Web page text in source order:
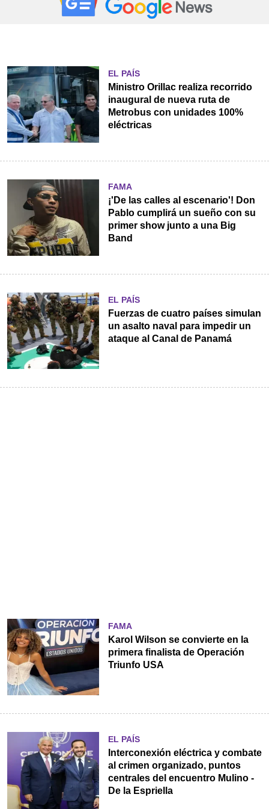
EL PAÍS
Ministro Orillac realiza recorrido
inaugural de nueva ruta de
Metrobus con unidades 100%
eléctricas
FAMA
¡'De las calles al escenario'! Don
Pablo cumplirá un sueño con su
primer show junto a una Big
Band
EL PAÍS
Fuerzas de cuatro países simulan
un asalto naval para impedir un
ataque al Canal de Panamá
FAMA
Karol Wilson se convierte en la
primera finalista de Operación
Triunfo USA
EL PAÍS
Interconexión eléctrica y combate
al crimen organizado, puntos
centrales del encuentro Mulino -
De la Espriella